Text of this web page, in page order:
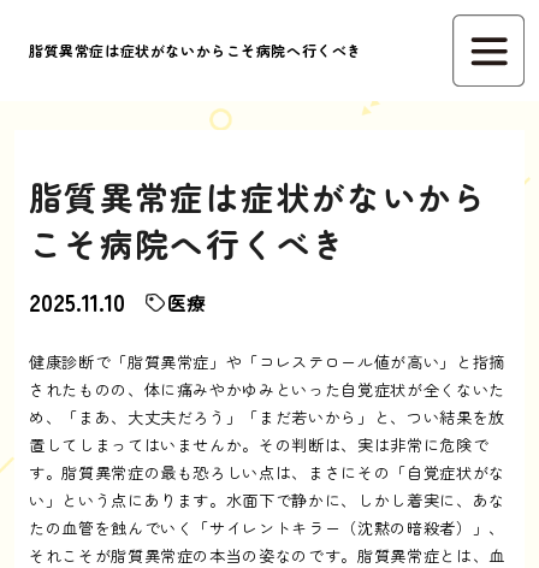
脂質異常症は症状がないからこそ病院へ行くべき
脂質異常症は症状がないから
こそ病院へ行くべき
2025.11.10 医療
健康診断で「脂質異常症」や「コレステロール値が高い」と指摘
されたものの、体に痛みやかゆみといった自覚症状が全くないた
め、「まあ、大丈夫だろう」「まだ若いから」と、つい結果を放
置してしまってはいませんか。その判断は、実は非常に危険で
す。脂質異常症の最も恐ろしい点は、まさにその「自覚症状がな
い」という点にあります。水面下で静かに、しかし着実に、あな
たの血管を蝕んでいく「サイレントキラー（沈黙の暗殺者）」、
それこそが脂質異常症の本当の姿なのです。脂質異常症とは、血